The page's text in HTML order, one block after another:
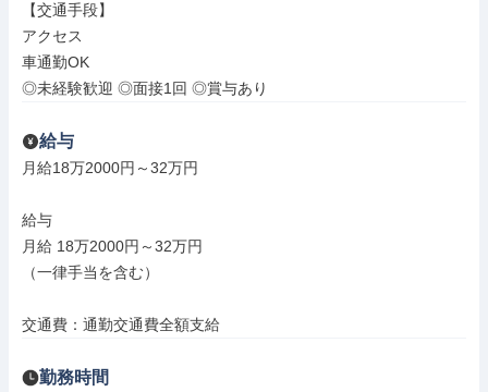
【交通手段】
アクセス
車通勤OK
◎未経験歓迎 ◎面接1回 ◎賞与あり
給与
月給18万2000円～32万円
給与
月給 18万2000円～32万円
（一律手当を含む）
交通費：通勤交通費全額支給
勤務時間